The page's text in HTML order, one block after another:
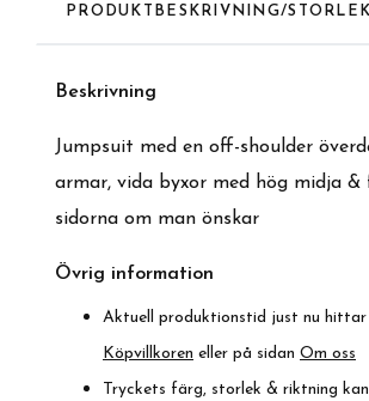
PRODUKTBESKRIVNING/
Beskrivning
Jumpsuit med en off-shoulder
armar, vida byxor med hög midja &
sidorna om man önskar
Övrig information
Aktuell produktionstid just nu hittar
Köpvillkoren eller på sidan Om oss
Tryckets färg, storlek & riktning